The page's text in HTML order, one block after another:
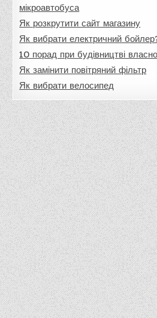
мікроавтобуса
Як розкрутити сайт магазину
Як вибрати електричний
10 порад при будівництві
Як замінити повітряний фільтр
Як вибрати велосипед